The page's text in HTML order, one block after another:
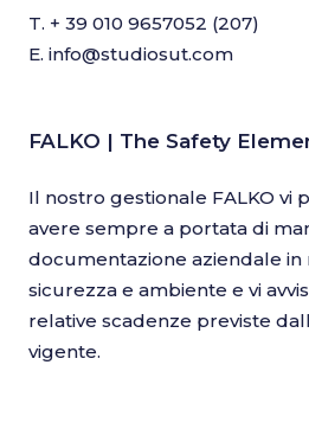
T. + 39 010 9657052 (207)
E. info@studiosut.com
FALKO | The Safety
Il nostro gestionale FALKO vi
avere sempre a portata di
documentazione aziendale in
sicurezza e ambiente e vi
relative scadenze previste
vigente.